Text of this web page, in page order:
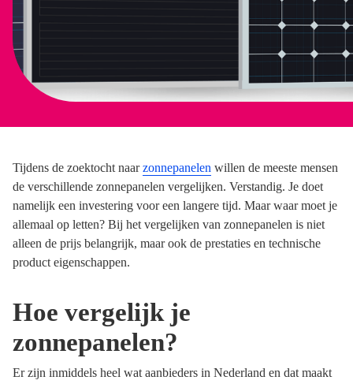
Tijdens de zoektocht naarzonnepanelen willen de meeste mensen
de verschillende zonnepanelen vergelijken. Verstandig. Je doet
namelijk een investering voor een langere tijd. Maar waar moet je
allemaal op letten? Bij het vergelijken van zonnepanelen is niet
alleen de prijs belangrijk, maar ook de prestaties en technische
product eigenschappen.
Hoe vergelijk je
zonnepanelen?
Er zijn inmiddels heel wat aanbieders in Nederland en dat maakt